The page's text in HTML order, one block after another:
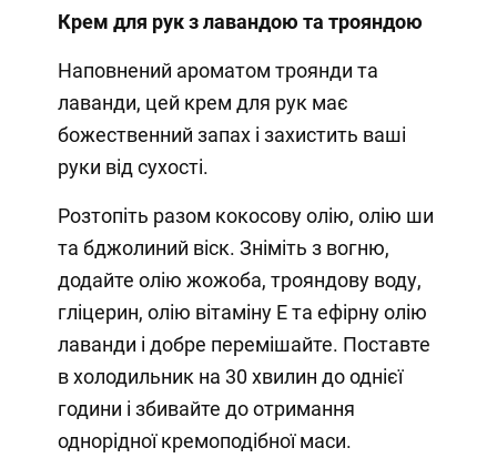
Крем для рук з лавандою та трояндою
Наповнений ароматом троянди та
лаванди, цей крем для рук має
божественний запах і захистить ваші
руки від сухості.
Розтопіть разом кокосову олію, олію ши
та бджолиний віск. Зніміть з вогню,
додайте олію жожоба, трояндову воду,
гліцерин, олію вітаміну Е та ефірну олію
лаванди і добре перемішайте. Поставте
в холодильник на 30 хвилин до однієї
години і збивайте до отримання
однорідної кремоподібної маси.